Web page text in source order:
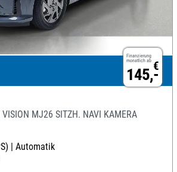
Finanzierung
monatlich ab €
145,-
MJ26 SITZH. NAVI KAMERA
| Automatik